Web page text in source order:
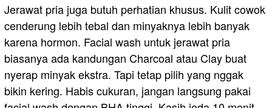
Jerawat pria juga butuh perhatian khusus. Kulit cowok
cenderung lebih tebal dan minyaknya lebih banyak
karena hormon. Facial wash untuk jerawat pria
biasanya ada kandungan Charcoal atau Clay buat
nyerap minyak ekstra. Tapi tetap pilih yang nggak
bikin kering. Habis cukuran, jangan langsung pakai